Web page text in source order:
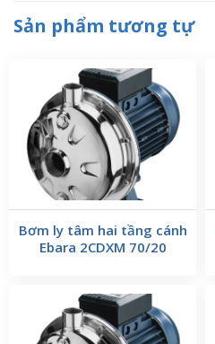
Sản phẩm tương tự
Bơm ly tâm hai tầng cánh
Ebara 2CDXM 70/20